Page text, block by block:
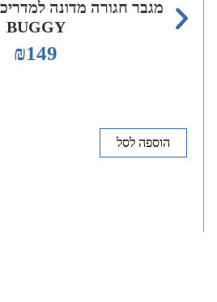
מגבר חגורה מדונה
BUGGY
₪149
הוספה לסל